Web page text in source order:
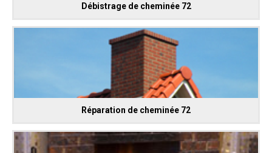
Débistrage de cheminée 72
Réparation de cheminée 72